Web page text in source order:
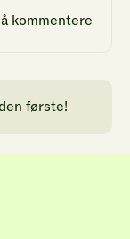
kommentere
første!